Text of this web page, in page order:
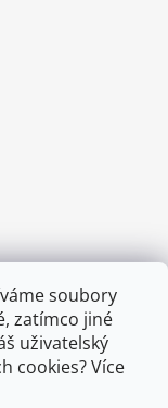
soubory
zatímco jiné
uživatelský
cookies?Více